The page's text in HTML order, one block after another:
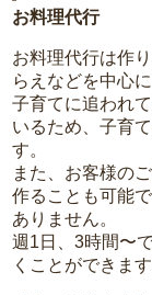
お料理代行
お料理代行は作
らえなどを中心
子育てに追われ
いるため、子育
す。
また、お客様の
作ることも可能
ありません。
週1日、3時間〜
くことができます